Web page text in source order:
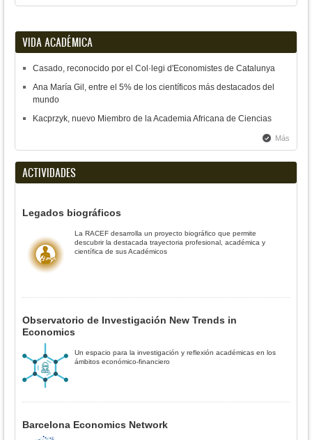
VIDA ACADÉMICA
Casado, reconocido por el Col·legi d'Economistes de Catalunya
Ana María Gil, entre el 5% de los científicos más destacados del
mundo
Kacprzyk, nuevo Miembro de la Academia Africana de Ciencias
Más
ACTIVIDADES
Legados biográficos
La RACEF desarrolla un proyecto biográfico que permite
descubrir la destacada trayectoria profesional, académica y
científica de sus Académicos
Observatorio de Investigación New Trends in
Economics
Un espacio para la investigación y reflexión académicas en los
ámbitos económico-financiero
Barcelona Economics Network